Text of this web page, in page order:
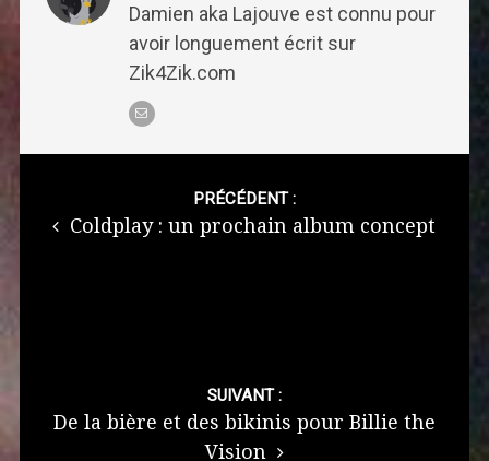
Damien aka Lajouve est connu pour
avoir longuement écrit sur
Zik4Zik.com
PRÉCÉDENT :
Coldplay : un prochain album concept
SUIVANT :
De la bière et des bikinis pour Billie the
Vision